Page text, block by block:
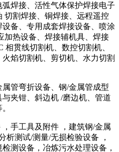
焊接、活性气体保护焊接电子
切割焊接、铜焊接、远程遥控
备、专用成套焊接设备、喷涂
加热设备、焊接辅机具、焊接
贯线切割机、数控切割机、
焰切割机、剪切机、水力切割
管弯折设备、钢/金属管成型
夹钳、斜边机 /磨边机、管道
手工具及附件 ，建筑钢/金属
析测试/测量/无损检验设备 ，
测设备，冶炼污水处理设备，